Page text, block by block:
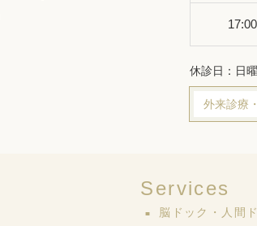
休診日：日
外来診療
Services
脳ドック・人間